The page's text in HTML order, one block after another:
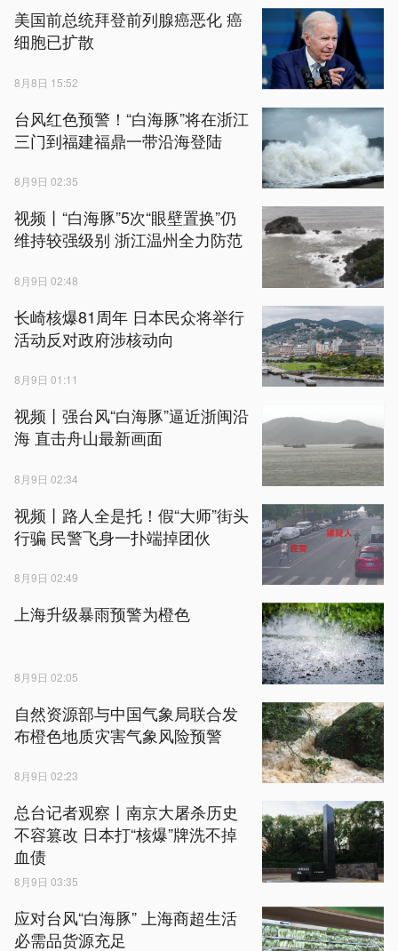
美国前总统拜登前列腺癌恶化 癌
细胞已扩散
8月8日 15:52
台风红色预警！“白海豚”将在浙江
三门到福建福鼎一带沿海登陆
8月9日 02:35
视频丨“白海豚”5次“眼壁置换”仍
维持较强级别 浙江温州全力防范
8月9日 02:48
长崎核爆81周年 日本民众将举行
活动反对政府涉核动向
8月9日 01:11
视频丨强台风“白海豚”逼近浙闽沿
海 直击舟山最新画面
8月9日 02:34
视频丨路人全是托！假“大师”街头
行骗 民警飞身一扑端掉团伙
8月9日 02:49
上海升级暴雨预警为橙色
8月9日 02:05
自然资源部与中国气象局联合发
布橙色地质灾害气象风险预警
8月9日 02:23
总台记者观察丨南京大屠杀历史
不容篡改 日本打“核爆”牌洗不掉
血债
8月9日 03:35
应对台风“白海豚” 上海商超生活
必需品货源充足